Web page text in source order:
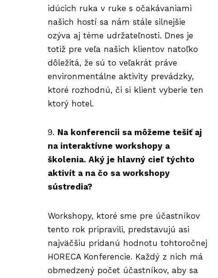
idúcich ruka v ruke s očakávaniami
našich hostí sa nám stále silnejšie
ozýva aj téme udržateľnosti. Dnes je
totiž pre veľa našich klientov natoľko
dôležitá, že sú to veľakrát práve
environmentálne aktivity prevádzky,
ktoré rozhodnú, či si klient vyberie ten
ktorý hotel.
Na konferencii sa môžeme tešiť aj
na interaktívne workshopy a
školenia. Aký je hlavný cieľ týchto
aktivít a na čo sa workshopy
sústredia?
Workshopy, ktoré sme pre účastníkov
tento rok pripravili, predstavujú asi
najväčšiu pridanú hodnotu tohtoročnej
HORECA Konferencie. Každý z nich má
obmedzený počet účastníkov, aby sa